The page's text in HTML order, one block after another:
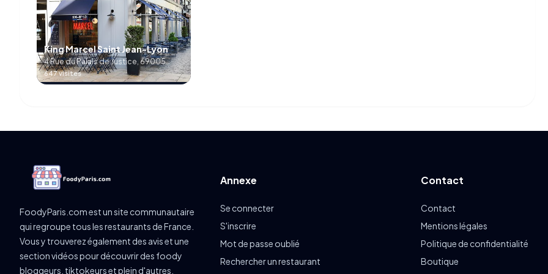
King Marcel Saint Jean-Lyon
4 Rue du Palais de Justice, 69005
Lyon, France
647 visites
FoodyParis.com est un site communautaire
qui regroupe tous les restaurants de France.
Vous y trouverez également des avis et une
section vidéos pour découvrir des foody
bloggeurs, tiktokeurs et plein d'autres.
Annexe
Se connecter
S'inscrire
Mot de passe oublié
Rechercher un restaurant
Contact
Contact
Mentions légales
Politique de confidentialité
Boutique